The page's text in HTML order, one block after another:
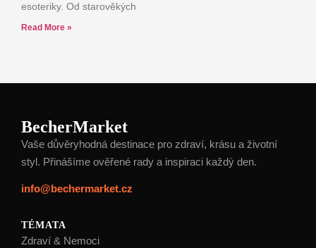
esoteriky. Od starověkých
Read More »
BecherMarket
Vaše důvěryhodná destinace pro zdraví, krásu a životní
styl. Přinášíme ověřené rady a inspiraci každý den.
info@bechermarket.cz
TÉMATA
Zdraví & Nemoci